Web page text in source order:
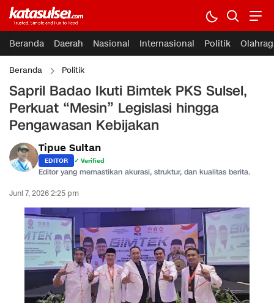
Beranda Daerah Nasional Internasional Politik
Beranda Politik
Sapril Badao Ikuti Bimtek PKS Sulsel,
Perkuat “Mesin” Legislasi hingga
Pengawasan Kebijakan
Tipue Sultan
EDITOR ✓ Verified
Editor yang memastikan akurasi, struktur, dan kualitas berita.
Juni 7, 2026 2:25 pm